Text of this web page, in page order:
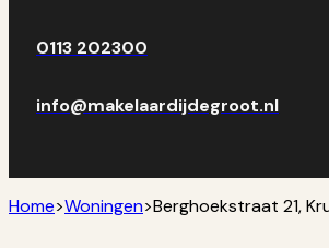
0113 202300
info@makelaardijdegroot.nl
Home>Woningen>Berghoekstraat 21,